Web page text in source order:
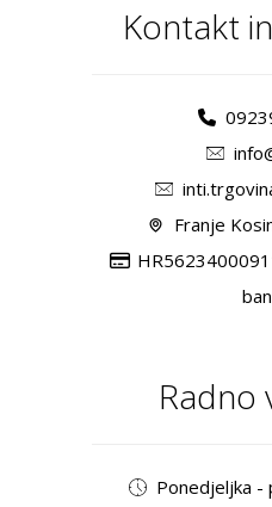
Kontakt
Franje
Radno
Ponedjeljka -